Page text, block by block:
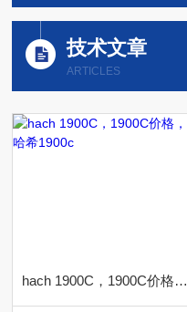
技术文章
ARTICLES
hach 1900C，1900C价格，哈希1900c